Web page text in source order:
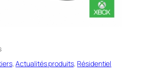
, Actualités produits, Résidentiel